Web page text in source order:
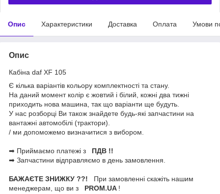
Опис Характеристики Доставка Оплата Умови
Опис
Кабіна daf XF 105
Є кілька варіантів кольору комплектності та стану.
На даний момент колір є жовтий і білий, кожні два тижні
приходить нова машина, так що варіанти ще будуть.
У нас розборці Ви також знайдете будь-які запчастини на
вантажні автомобілі (трактори).
/ ми допоможемо визначитися з вибором.
➡ Приймаємо платежі з ПДВ !!
➡ Запчастини відправляємо в день замовлення.
БАЖАЄТЕ ЗНИЖКУ ??!
При замовленні скажіть нашим
менеджерам, що ви з PROM.UA !